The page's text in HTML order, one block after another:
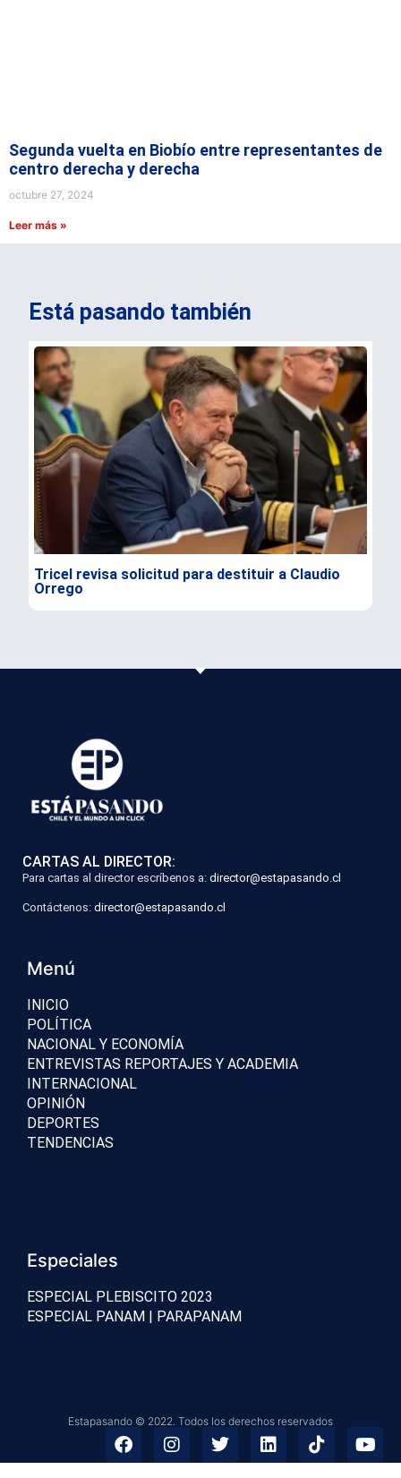
Segunda vuelta en Biobío entre representantes de
centro derecha y derecha
octubre 27, 2024
Leer más »
Está pasando también
Tricel revisa solicitud para destituir a Claudio
Orrego
CARTAS AL DIRECTOR:
Para cartas al director escríbenos a: director@estapasando.cl
Contáctenos: director@estapasando.cl
Menú
INICIO
POLÍTICA
NACIONAL Y ECONOMÍA
ENTREVISTAS REPORTAJES Y ACADEMIA
INTERNACIONAL
OPINIÓN
DEPORTES
TENDENCIAS
Especiales
ESPECIAL PLEBISCITO 2023
ESPECIAL PANAM | PARAPANAM
Estapasando © 2022. Todos los derechos reservados